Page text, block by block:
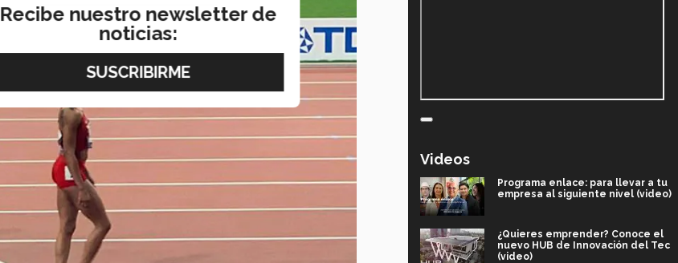
Videos
Programa enlace: para llevar a tu
empresa al siguiente nivel (video)
¿Quieres emprender? Conoce el
nuevo HUB de Innovación del Tec
(video)
Recibe nuestro newsletter de
noticias: